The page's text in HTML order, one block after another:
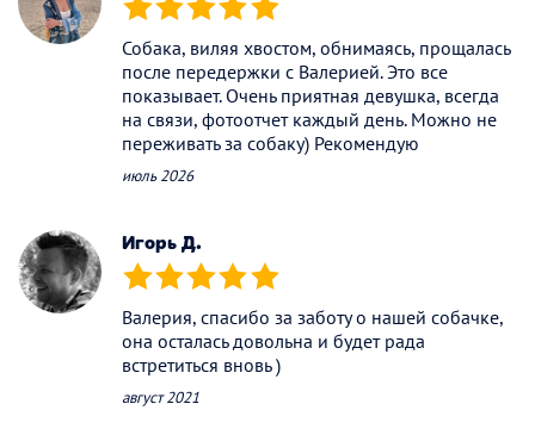
(*) (*) (*) (*) (*)
Собака, виляя хвостом, обнимаясь, прощалась
после передержки с Валерией. Это все
показывает. Очень приятная девушка, всегда
на связи, фотоотчет каждый день. Можно не
переживать за собаку) Рекомендую
июль 2026
Игорь Д.
(*) (*) (*) (*) (*)
Валерия, спасибо за заботу о нашей собачке,
она осталась довольна и будет рада
встретиться вновь )
август 2021